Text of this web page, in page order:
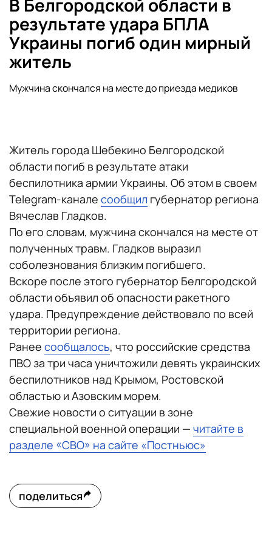
В Белгородской области в
результате удара БПЛА
Украины погиб один мирный
житель
Мужчина скончался на месте до приезда медиков
Житель города Шебекино Белгородской
области погиб в результате атаки
беспилотника армии Украины. Об этом в своем
Telegram-канале сообщил губернатор региона
Вячеслав Гладков.
По его словам, мужчина скончался на месте от
полученных травм. Гладков выразил
соболезнования близким погибшего.
Вскоре после этого губернатор Белгородской
области объявил об опасности ракетного
удара. Предупреждение действовало по всей
территории региона.
Ранее сообщалось, что российские средства
ПВО за три часа уничтожили девять украинских
беспилотников над Крымом, Ростовской
областью и Азовским морем.
Свежие новости о ситуации в зоне
специальной военной операции — читайте в
разделе «СВО» на сайте «Постньюс»
поделиться